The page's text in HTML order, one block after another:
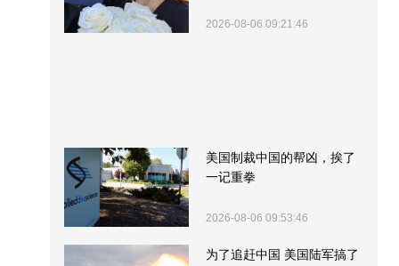
2026-08-06 09:21:46
美国制裁中国的帮凶，挨了
一记重拳
2026-08-06 09:53:46
为了追赶中国 美国陆军搞了